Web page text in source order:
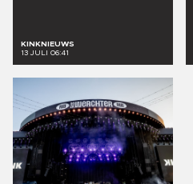
KINKNIEUWS
13 JULI 06:41